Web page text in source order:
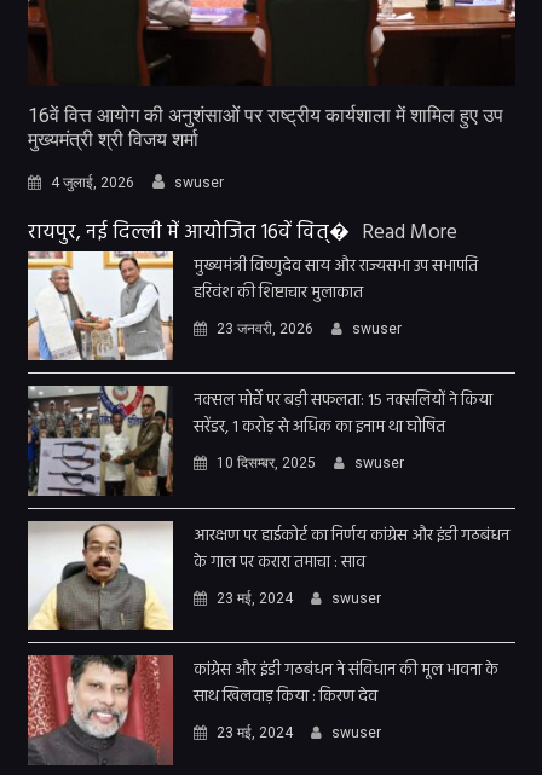
16वें वित्त आयोग की अनुशंसाओं पर राष्ट्रीय कार्यशाला में शामिल हुए उप
मुख्यमंत्री श्री विजय शर्मा
4 जुलाई, 2026 swuser
रायपुर, नई दिल्ली में आयोजित 16वें वित्� Read More
मुख्यमंत्री विष्णुदेव साय और राज्यसभा उप सभापति
हरिवंश की शिष्टाचार मुलाकात
23 जनवरी, 2026 swuser
नक्सल मोर्चे पर बड़ी सफलता: 15 नक्सलियों ने किया
सरेंडर, 1 करोड़ से अधिक का इनाम था घोषित
10 दिसम्बर, 2025 swuser
आरक्षण पर हाईकोर्ट का निर्णय कांग्रेस और इंडी गठबंधन
के गाल पर करारा तमाचा : साव
23 मई, 2024 swuser
कांग्रेस और इंडी गठबंधन ने संविधान की मूल भावना के
साथ खिलवाड़ किया : किरण देव
23 मई, 2024 swuser